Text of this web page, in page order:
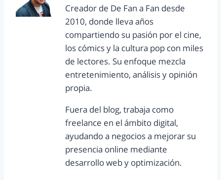
Creador de De Fan a Fan desde
2010, donde lleva años
compartiendo su pasión por el cine,
los cómics y la cultura pop con miles
de lectores. Su enfoque mezcla
entretenimiento, análisis y opinión
propia.
Fuera del blog, trabaja como
freelance en el ámbito digital,
ayudando a negocios a mejorar su
presencia online mediante
desarrollo web y optimización.